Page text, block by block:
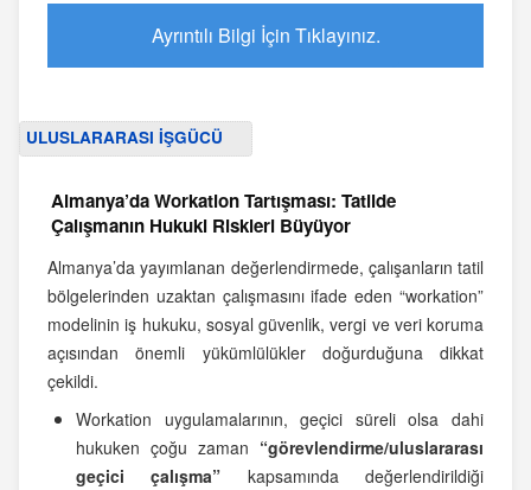
Ayrıntılı Bilgi İçin Tıklayınız.
ULUSLARARASI İŞGÜCÜ
Almanya’da Workation Tartışması: Tatilde
Çalışmanın Hukuki Riskleri Büyüyor
Almanya’da yayımlanan değerlendirmede, çalışanların tatil
bölgelerinden uzaktan çalışmasını ifade eden “workation”
modelinin iş hukuku, sosyal güvenlik, vergi ve veri koruma
açısından önemli yükümlülükler doğurduğuna dikkat
çekildi.
Workation uygulamalarının, geçici süreli olsa dahi
hukuken çoğu zaman “görevlendirme/uluslararası
geçici çalışma” kapsamında değerlendirildiği